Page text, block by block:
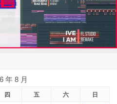
年 8 月
四 五 六 日